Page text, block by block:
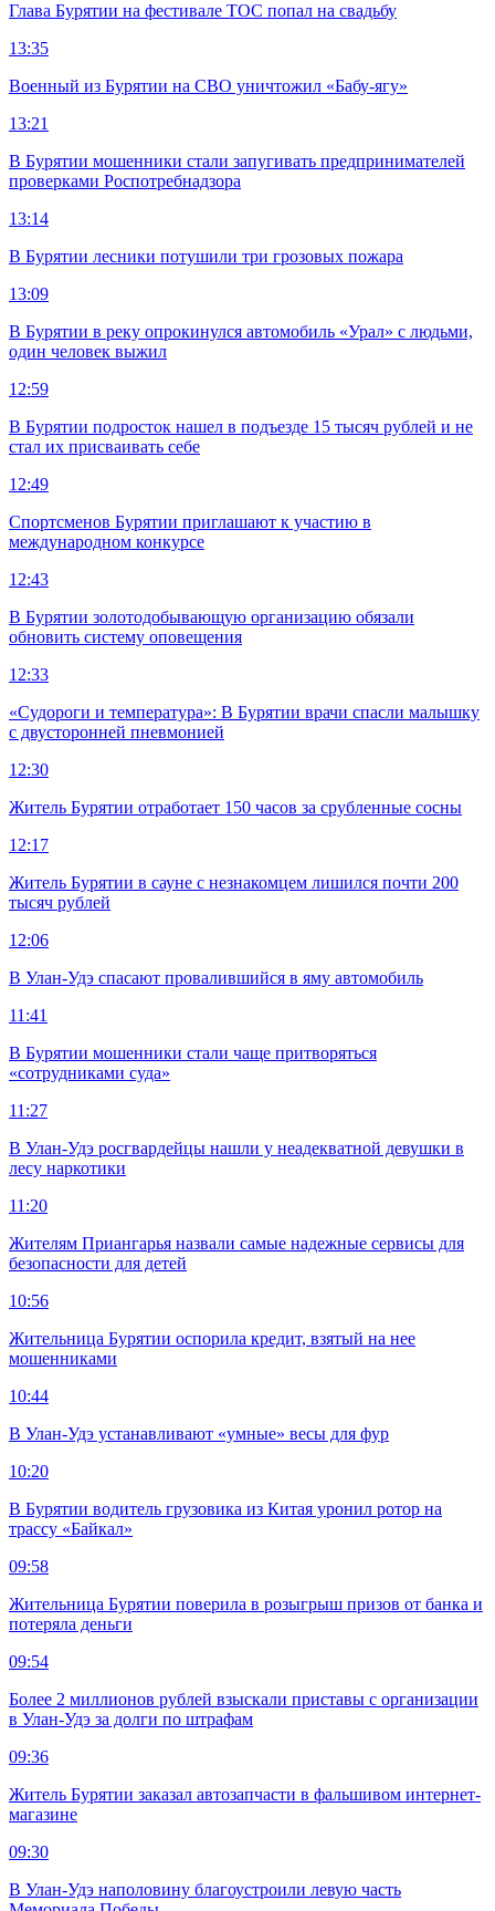
Глава Бурятии на фестивале ТОС попал на свадьбу
13:35
Военный из Бурятии на СВО уничтожил «Бабу-ягу»
13:21
В Бурятии мошенники стали запугивать предпринимателей
проверками Роспотребнадзора
13:14
В Бурятии лесники потушили три грозовых пожара
13:09
В Бурятии в реку опрокинулся автомобиль «Урал» с людьми,
один человек выжил
12:59
В Бурятии подросток нашел в подъезде 15 тысяч рублей и не
стал их присваивать себе
12:49
Спортсменов Бурятии приглашают к участию в
международном конкурсе
12:43
В Бурятии золотодобывающую организацию обязали
обновить систему оповещения
12:33
«Судороги и температура»: В Бурятии врачи спасли малышку
с двусторонней пневмонией
12:30
Житель Бурятии отработает 150 часов за срубленные сосны
12:17
Житель Бурятии в сауне с незнакомцем лишился почти 200
тысяч рублей
12:06
В Улан-Удэ спасают провалившийся в яму автомобиль
11:41
В Бурятии мошенники стали чаще притворяться
«сотрудниками суда»
11:27
В Улан-Удэ росгвардейцы нашли у неадекватной девушки в
лесу наркотики
11:20
Жителям Приангарья назвали самые надежные сервисы для
безопасности для детей
10:56
Жительница Бурятии оспорила кредит, взятый на нее
мошенниками
10:44
В Улан-Удэ устанавливают «умные» весы для фур
10:20
В Бурятии водитель грузовика из Китая уронил ротор на
трассу «Байкал»
09:58
Жительница Бурятии поверила в розыгрыш призов от банка и
потеряла деньги
09:54
Более 2 миллионов рублей взыскали приставы с организации
в Улан-Удэ за долги по штрафам
09:36
Житель Бурятии заказал автозапчасти в фальшивом интернет-
магазине
09:30
В Улан-Удэ наполовину благоустроили левую часть